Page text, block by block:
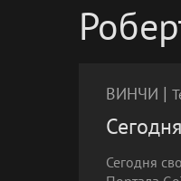
ВИНЧИ |
Сегодня